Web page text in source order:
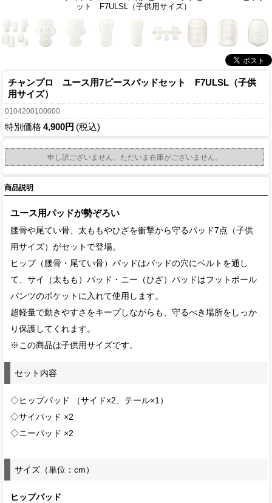
ット F7ULSL（子供用サイズ）
チャンプロ ユース用7ピースパッドセット F7ULSL（子供
用サイズ）
0104200100000
特別価格 4,900円 (税込)
申し訳ございません。ただいま在庫がございません。
商品説明
ユース用パッドが勢ぞろい
腰骨や尾てい骨、太ももやひざを衝撃から守るパッド7点（子供
用サイズ）がセットで登場。
ヒップ（腰骨・尾てい骨）パッドはパッドの穴にベルトを通し
て、サイ（太もも）パッド・ニー（ひざ）パッドはフットボール
パンツのポケットに入れて使用します。
超軽量で動きやすさをキープしながらも、守るべき場所をしっか
り保護してくれます。
※この商品は子供用サイズです。
セット内容
◇ヒップパッド （サイド×2、テール×1）
◇サイパッド ×2
◇ニーパッド ×2
サイズ（単位：cm）
ヒップパッド